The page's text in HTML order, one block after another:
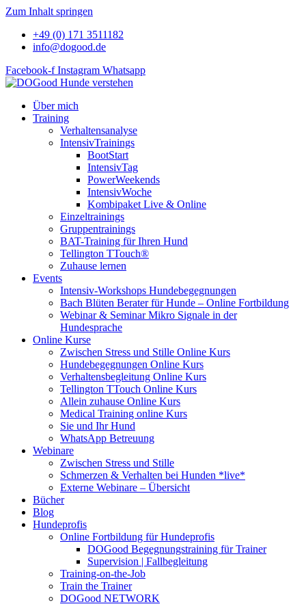
Zum Inhalt springen
+49 (0) 171 3511182
info@dogood.de
Facebook-f Instagram Whatsapp
Über mich
Training
Verhaltensanalyse
IntensivTrainings
BootStart
IntensivTag
PowerWeekends
IntensivWoche
Kombipaket Live & Online
Einzeltrainings
Gruppentrainings
BAT-Training für Ihren Hund
Tellington TTouch®
Zuhause lernen
Events
Intensiv-Workshops Hundebegegnungen
Bach Blüten Berater für Hunde – Online Fortbildung
Webinar & Seminar Mikro Signale in der
Hundesprache
Online Kurse
Zwischen Stress und Stille Online Kurs
Hundebegegnungen Online Kurs
Verhaltensbegleitung Online Kurs
Tellington TTouch Online Kurs
Allein zuhause Online Kurs
Medical Training online Kurs
Sie und Ihr Hund
WhatsApp Betreuung
Webinare
Zwischen Stress und Stille
Schmerzen & Verhalten bei Hunden *live*
Externe Webinare – Übersicht
Bücher
Blog
Hundeprofis
Online Fortbildung für Hundeprofis
DOGood Begegnungstraining für Trainer
Supervision | Fallbegleitung
Training-on-the-Job
Train the Trainer
DOGood NETWORK